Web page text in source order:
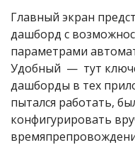
Главный экран
дашборд с
параметрами
Удобный — тут
дашборды в тех
пытался работать,
конфигурировать